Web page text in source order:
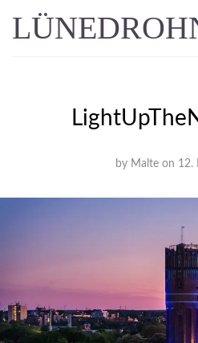
by Malte on 12.